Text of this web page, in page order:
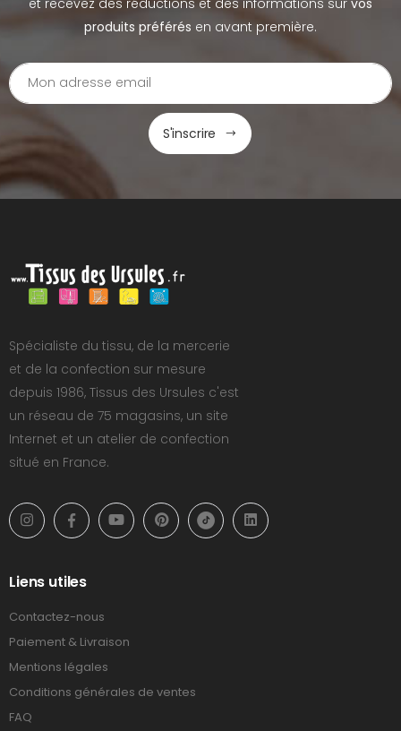
produits préférés en avant première.
S'inscrire
Spécialiste du tissu, de la mercerie
et de la confection sur mesure
depuis 1986, Tissus des Ursules c'est
un réseau de 75 magasins, un site
Internet et un atelier de confection
situé en France.
Liens utiles
Contactez-nous
Paiement & Livraison
Mentions légales
Conditions générales de ventes
FAQ